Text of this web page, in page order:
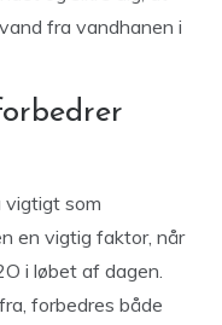
fra vandhanen i
vigtigt som
en vigtig faktor, når
i løbet af dagen.
forbedres både